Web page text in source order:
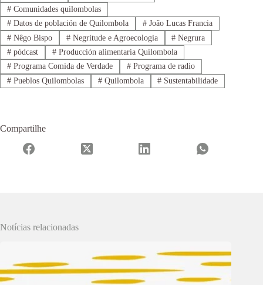
#Comunidades quilombolas
#Datos de población de Quilombola #João Lucas Francia
#Nêgo Bispo #Negritude e Agroecologia # Negrura
#pódcast #Producción alimentaria Quilombola
#Programa Comida de Verdade #Programa de radio
#Pueblos Quilombolas #Quilombola # Sustentabilidade
Compartilhe
Notícias relacionadas